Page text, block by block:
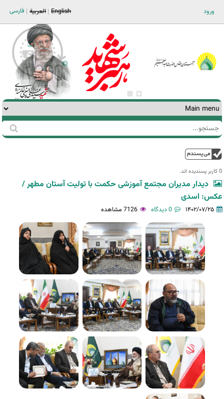
ورود فارسی العربية English
فرم
جستجو
جستجو
0 کاربر پسندیده اند.‎
دیدار مدیران مجتمع آموزشی حکمت با تولیت آستان مطهر /
عکس: اسدی
۱۴۰۲/۰۷/۲۵ 0 دیدگاه 7126 مشاهده